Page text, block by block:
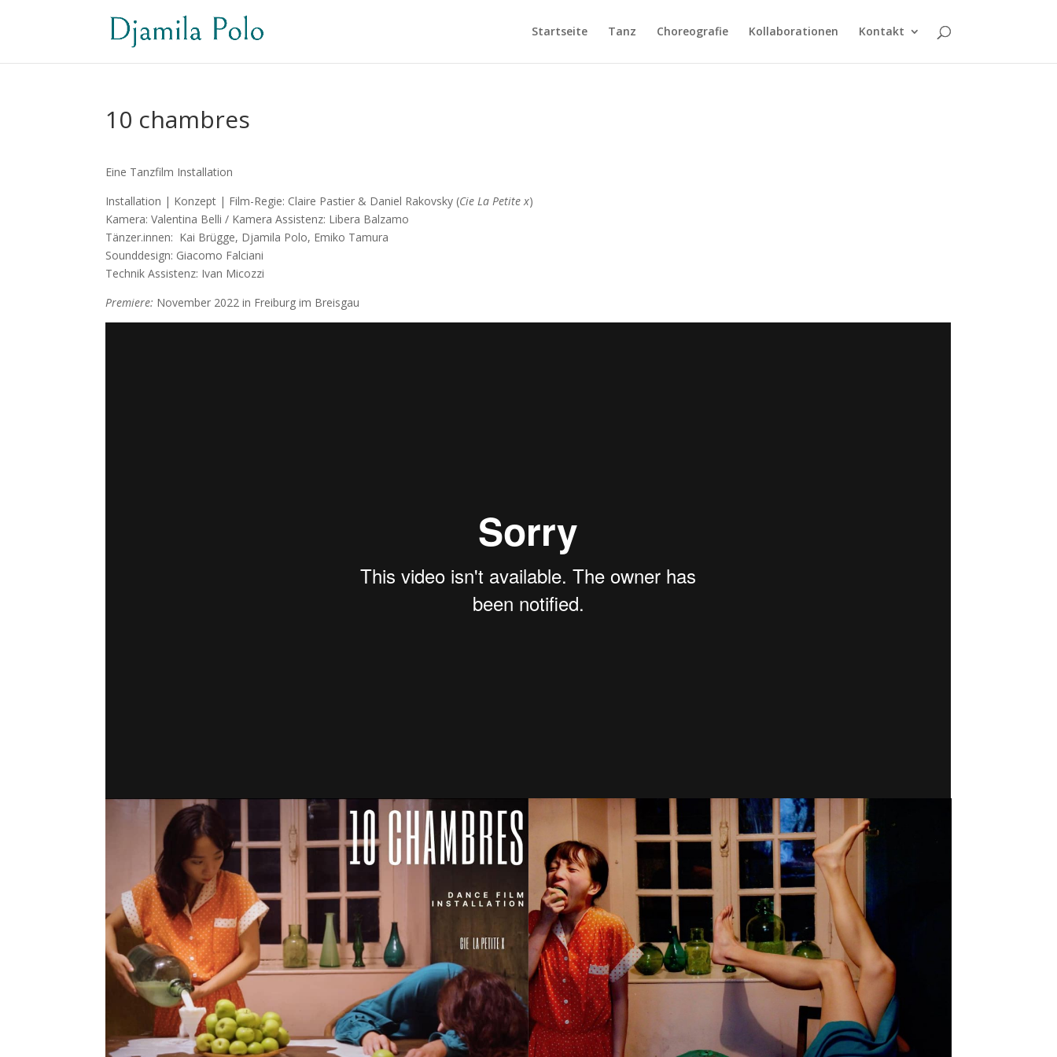
Startseite Tanz Choreografie Kollaborationen Kontakt
10 chambres
Eine Tanzfilm Installation
Installation | Konzept | Film-Regie: Claire Pastier & Daniel Rakovsky (Cie La Petite x)
Kamera: Valentina Belli / Kamera Assistenz: Libera Balzamo
Tänzer.innen: Kai Brügge, Djamila Polo, Emiko Tamura
Sounddesign: Giacomo Falciani
Technik Assistenz: Ivan Micozzi
Premiere: November 2022 in Freiburg im Breisgau